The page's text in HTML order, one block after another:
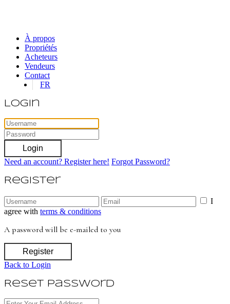
À propos
Propriétés
Acheteurs
Vendeurs
Contact
FR
Login
Login
Need an account? Register here! Forgot Password?
Register
I
agree with terms & conditions
A password will be e-mailed to you
Register
Back to Login
Reset Password